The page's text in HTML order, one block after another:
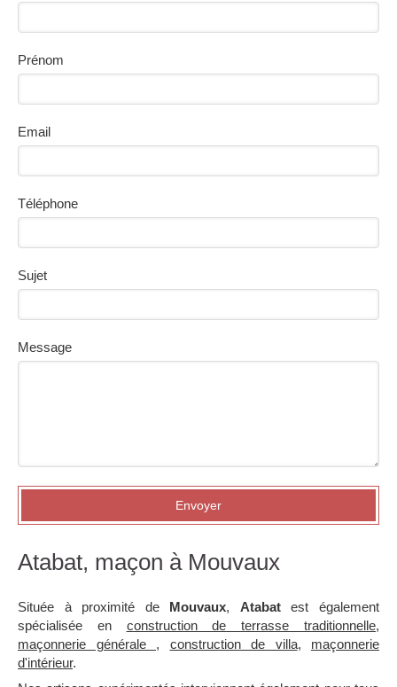
Prénom
Email
Téléphone
Sujet
Message
Envoyer
Atabat, maçon à Mouvaux
Située à proximité de Mouvaux, Atabatest également
spécialisée en construction de terrasse traditionnelle,
maçonnerie générale , construction de villa, maçonnerie
d'intérieur.